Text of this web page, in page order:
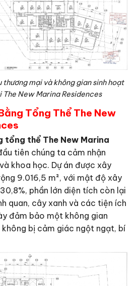
thương mại và không gian sinh hoạt
New Marina Residences
Tổng Thể The New
tổng thể The New Marina
tiên chúng ta cảm nhận
khoa học. Dự án được xây
9.016,5 m², với mật độ xây
phần lớn diện tích còn lại
quan, cây xanh và các tiện ích
đảm bảo một không gian
bị cảm giác ngột ngạt, bí